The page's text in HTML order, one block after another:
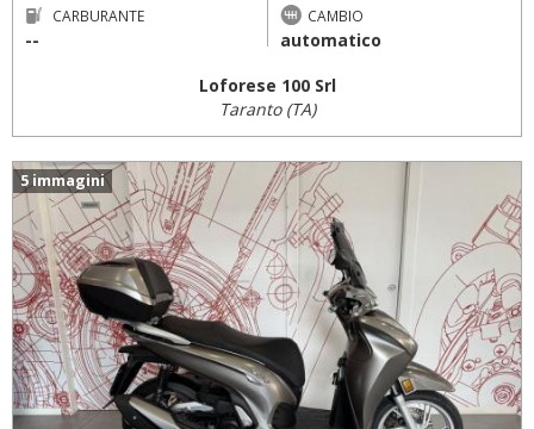
CARBURANTE
--
CAMBIO
automatico
Loforese 100 Srl
Taranto (TA)
5 immagini